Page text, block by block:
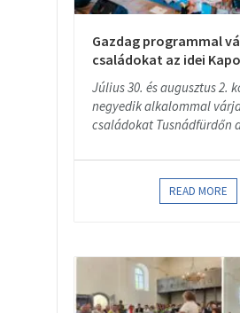
Gazdag programmal
családokat az idei
Július 30. és augusztus 2.
negyedik alkalommal
családokat Tusnádfürdőn
READ MORE